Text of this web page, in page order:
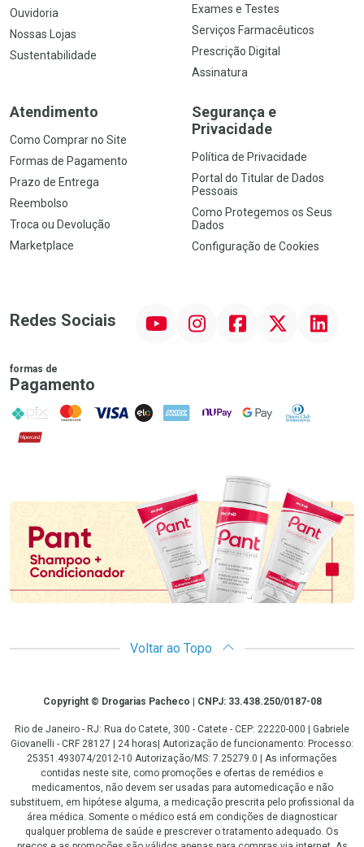
Ouvidoria
Nossas Lojas
Sustentabilidade
Exames e Testes
Serviços Farmacêuticos
Prescrição Digital
Assinatura
Atendimento
Como Comprar no Site
Formas de Pagamento
Prazo de Entrega
Reembolso
Troca ou Devolução
Marketplace
Segurança e
Privacidade
Política de Privacidade
Portal do Titular de Dados
Pessoais
Como Protegemos os Seus
Dados
Configuração de Cookies
Redes Sociais InstagramFacebook Linkedin
formas de
Pagamento
PIX MasterCard
VISA ELO AMEX NuPay Google PayDiners Club
Hipercard
Promoção em Destaque
Voltar ao Topo
CopyrightCopyright © Drogarias Pacheco | CNPJ: 33.438.250/0187-08
Rio de Janeiro - RJ: Rua do Catete, 300 - Catete - CEP: 22220-000 | Gabriele
Giovanelli - CRF 28127 | 24 horas| Autorização de funcionamento: Processo:
25351.493074/2012-10 Autorização/MS: 7.25279.0 | As informações
contidas neste site, como promoções e ofertas de remédios e
medicamentos, não devem ser usadas para automedicação e não
substituem, em hipótese alguma, a medicação prescrita pelo profissional da
área médica. Somente o médico está em condições de diagnosticar
qualquer problema de saúde e prescrever o tratamento adequado. Os